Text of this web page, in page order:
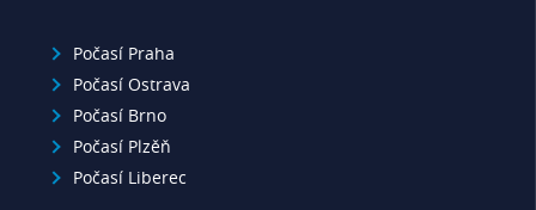
Počasí Praha
Počasí Ostrava
Počasí Brno
Počasí Plzěň
Počasí Liberec